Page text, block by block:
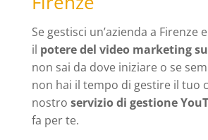
Se gestisci un’azienda a Firenze
il potere del video marketing
non sai da dove iniziare o se
non hai il tempo di gestire il tuo
nostro servizio di gestione
fa per te.